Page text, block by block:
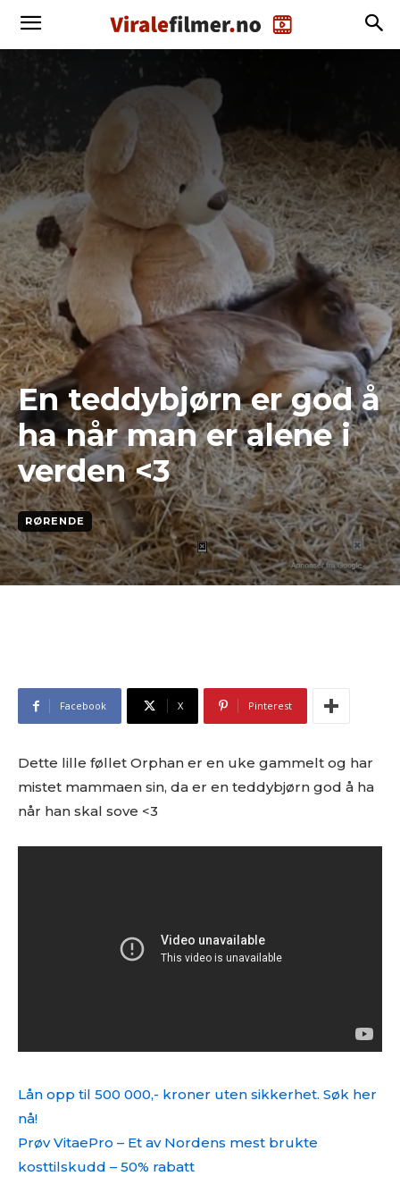
En teddybjørn er god å
ha når man er alene i
verden <3
RØRENDE
Facebook X Pinterest
Dette lille føllet Orphan er en uke gammelt og har
mistet mammaen sin, da er en teddybjørn god å ha
når han skal sove <3
Lån opp til 500 000,- kroner uten sikkerhet. Søk her
nå!
Prøv VitaePro – Et av Nordens mest brukte
kosttilskudd – 50% rabatt